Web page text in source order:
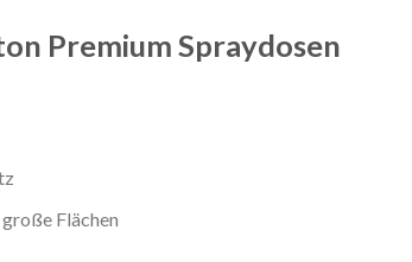
Premium Spraydosen
Flächen